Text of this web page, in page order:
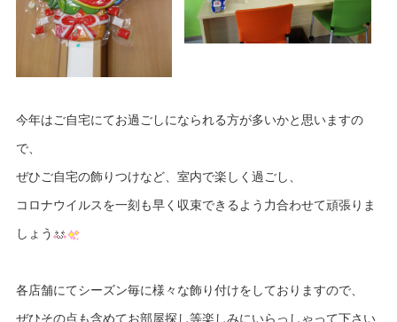
今年はご自宅にてお過ごしになられる方が多いかと思いますの
で、
ぜひご自宅の飾りつけなど、室内で楽しく過ごし、
コロナウイルスを一刻も早く収束できるよう力合わせて頑張りま
しょう
各店舗にてシーズン毎に様々な飾り付けをしておりますので、
ぜひその点も含めてお部屋探し等楽しみにいらっしゃって下さい